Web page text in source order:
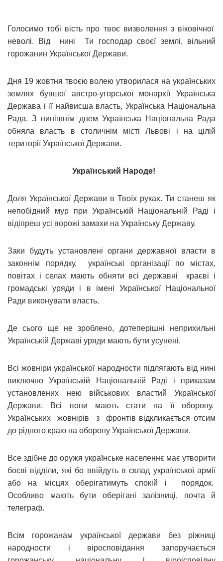
Голосимо тобі вість про твоє визволення з віковічної
неволі. Від нині Ти господар своєї землі, вільний
горожанин Української Держави.
Дня 19 жовтня твоєю волею утворилася на українських
землях бувшої австро-угорської монархії Українська
Держава і її найвисша власть, Українська Національна
Рада. З нинішнім днем Українська Національна Рада
обняла власть в столичнім місті Львові і на цілій
території Української Держави.
Український Народе!
Доля Української Держави в Твоїх руках. Ти станеш як
непобідний мур при Українській Національній Раді і
відіпреш усі ворожі замахи на Українську Державу.
Заки будуть установлені органи державної власти в
законнім порядку, українські організації по містах,
повітах і селах мають обняти всі державні краєві і
громадські уряди і в імені Української Національної
Ради виконувати власть.
Де сього ще не зроблено, дотеперішні неприхильні
Українській Державі уряди мають бути усунені.
Всі жовніри української народности підлягають від нині
виключно Українській Національній Раді і приказам
установлених нею військових властий Української
Держави. Всі вони мають стати на її оборону.
Українських жовнірів з фронтів відкликається отсим
до рідного краю на оборону Української Держави.
Все здібне до оружя українське населеннє має утворити
боєві відділи, які бо ввійдуть в склад української армії
або на місцях оберігатимуть спокій і порядок.
Особливо мають бути оберігані залізниці, почта й
телеграф.
Всім горожанам української держави без ріжниці
народности і віросповідання запоручається